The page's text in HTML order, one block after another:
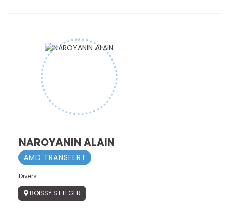
NAROYANIN ALAIN
AMD TRANSFERT
Divers
BOISSY ST LEGER